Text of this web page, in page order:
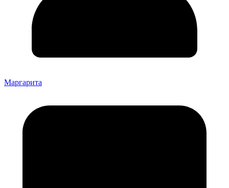
Маргарита